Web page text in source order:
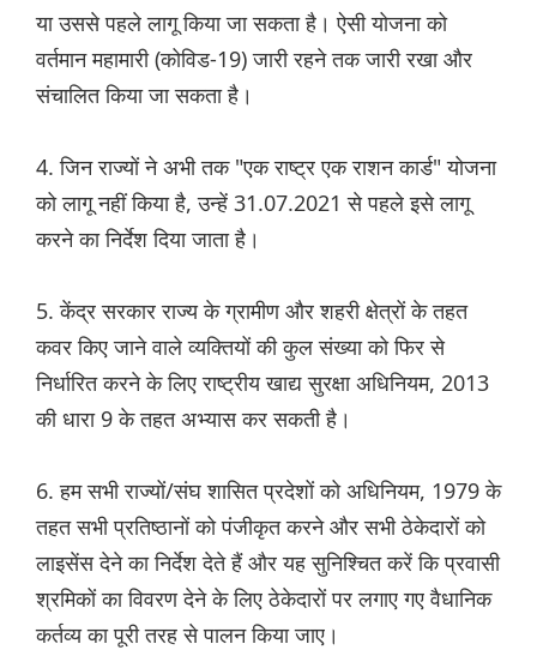
या उससे पहले लागू किया जा सकता है। ऐसी योजना को
वर्तमान महामारी (कोविड-19) जारी रहने तक जारी रखा और
संचालित किया जा सकता है।
4. जिन राज्यों ने अभी तक "एक राष्ट्र एक राशन कार्ड" योजना
को लागू नहीं किया है, उन्हें 31.07.2021 से पहले इसे लागू
करने का निर्देश दिया जाता है।
5. केंद्र सरकार राज्य के ग्रामीण और शहरी क्षेत्रों के तहत
कवर किए जाने वाले व्यक्तियों की कुल संख्या को फिर से
निर्धारित करने के लिए राष्ट्रीय खाद्य सुरक्षा अधिनियम, 2013
की धारा 9 के तहत अभ्यास कर सकती है।
6. हम सभी राज्यों/संघ शासित प्रदेशों को अधिनियम, 1979 के
तहत सभी प्रतिष्ठानों को पंजीकृत करने और सभी ठेकेदारों को
लाइसेंस देने का निर्देश देते हैं और यह सुनिश्चित करें कि प्रवासी
श्रमिकों का विवरण देने के लिए ठेकेदारों पर लगाए गए वैधानिक
कर्तव्य का पूरी तरह से पालन किया जाए।